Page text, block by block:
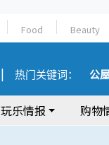
Food Beauty
热门关键词： 公
玩乐情报 购物